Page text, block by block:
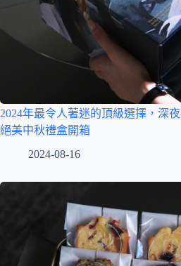
2024年最令人著迷的頂級選擇，深
絕美中秋禮盒開箱
2024-08-16